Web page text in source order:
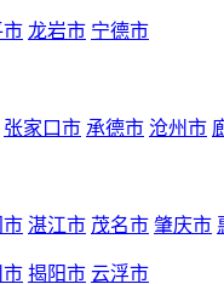
市 龙岩市 宁德市
张家口市 承德市 沧州市
市 湛江市 茂名市 肇庆市
市 揭阳市 云浮市